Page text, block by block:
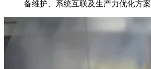
备维护、系统互联及生产力优化方案